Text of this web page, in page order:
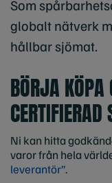
Som
globalt nätverk
hållbar sjömat.
BÖRJA
Ni kan hitta
varor från hela
leverantör”.